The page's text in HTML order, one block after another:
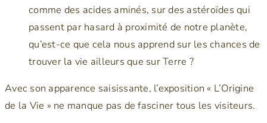
comme des acides aminés, sur des astéroïdes qui
passent par hasard à proximité de notre planète,
qu’est-ce que cela nous apprend sur les chances de
trouver la vie ailleurs que sur Terre ?
Avec son apparence saisissante, l’exposition « L’Origine
de la Vie » ne manque pas de fasciner tous les visiteurs.